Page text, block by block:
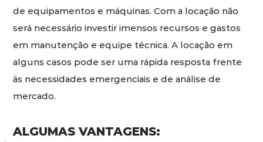
de equipamentos e máquinas. Com a locação não
será necessário investir imensos recursos e gastos
em manutenção e equipe técnica. A locação em
alguns casos pode ser uma rápida resposta frente
às necessidades emergenciais e de análise de
mercado.
ALGUMAS VANTAGENS: